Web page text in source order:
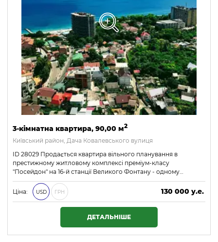
3-кімнатна квартира, 90,00 м2
Київський район, Дача Ковалевського вулиця
ID 28029 Продається квартира вільного планування в
престижному житловому комплексі преміум-класу
"Посейдон" на 16-й станції Великого Фонтану - одному…
Ціна: USD ГРН
130 000 у.е.
5 590 000 ₴
ДЕТАЛЬНІШЕ